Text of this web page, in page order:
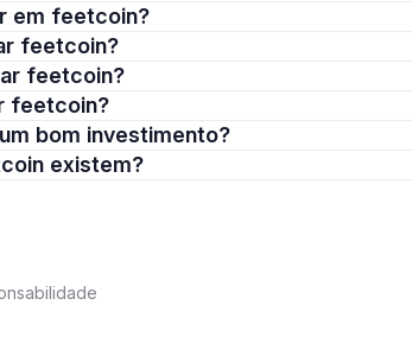
em feetcoin?
feetcoin?
feetcoin?
feetcoin?
um bom investimento?
existem?